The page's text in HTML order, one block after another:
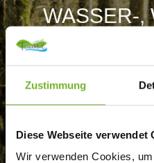
Zustimmung
Diese Webseite verwendet
Wir verwenden Cookies,
WASSER-,